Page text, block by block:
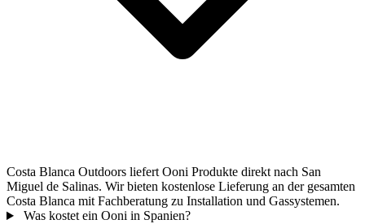
Costa Blanca Outdoors liefert Ooni Produkte direkt nach San
Miguel de Salinas. Wir bieten kostenlose Lieferung an der gesamten
Costa Blanca mit Fachberatung zu Installation und Gassystemen.
Was kostet ein Ooni in Spanien?